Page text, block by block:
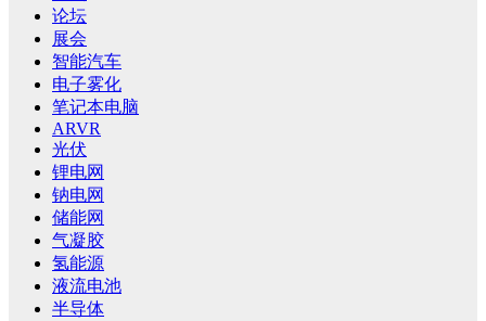
论坛
展会
智能汽车
电子雾化
笔记本电脑
ARVR
光伏
锂电网
钠电网
储能网
气凝胶
氢能源
液流电池
半导体